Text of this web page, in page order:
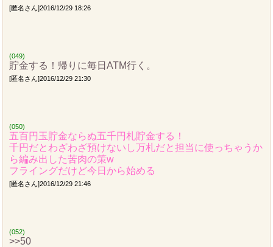
[匿名さん]2016/12/29 18:26
(049)
貯金する！帰りに毎日ATM行く。
[匿名さん]2016/12/29 21:30
(050)
五百円玉貯金ならぬ五千円札貯金する！
千円だとわざわざ預けないし万札だと担当に使っちゃうか
ら編み出した苦肉の策w
フライングだけど今日から始める
[匿名さん]2016/12/29 21:46
(052)
>>50